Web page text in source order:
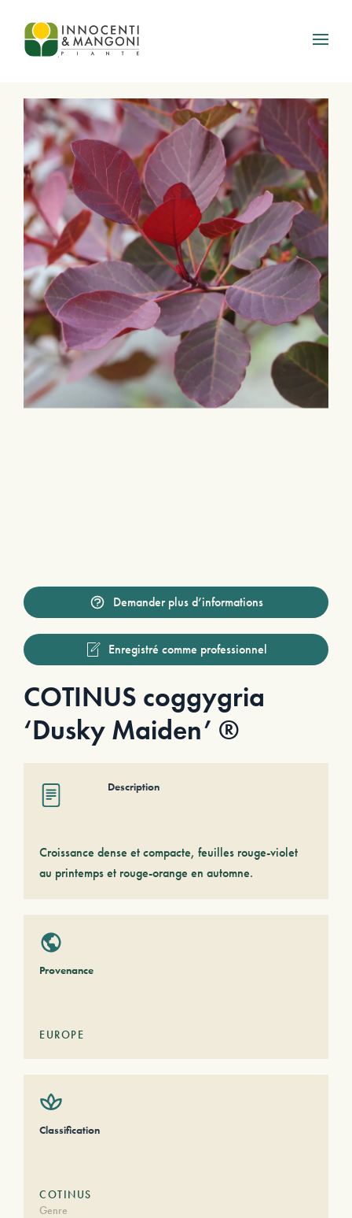
Skip to main content
Demander plus d’informations
Enregistré comme professionnel
COTINUS coggygria
‘Dusky Maiden’ ®
Description
Croissance dense et compacte, feuilles rouge-violet
au printemps et rouge-orange en automne.
Provenance
EUROPE
Classification
COTINUS
Genre